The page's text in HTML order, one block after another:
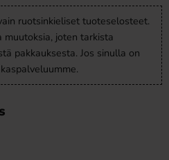
ruotsinkieliset tuoteselosteet.
joten tarkista
pakkauksesta. Jos sinulla on